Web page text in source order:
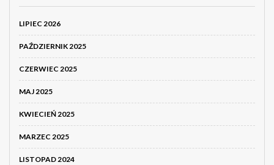
LIPIEC 2026
PAŹDZIERNIK 2025
CZERWIEC 2025
MAJ 2025
KWIECIEŃ 2025
MARZEC 2025
LISTOPAD 2024